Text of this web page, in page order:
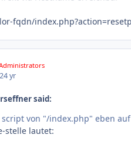
fqdn/
4 yr
said:
von "/index.php" eben
stelle lautet: